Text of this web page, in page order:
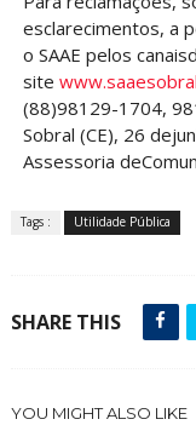
esclarecimentos, a
o SAAE pelos
site
(88)98129-1704,
Sobral (CE), 26
Assessoria
Tags : Utilidade Pública
SHARE THIS
YOU MIGHT ALSO LIKE